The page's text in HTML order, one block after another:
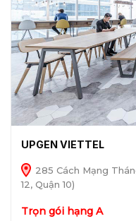
UPGEN VIETTEL
285 Cách Mạng
12, Quận 10)
Trọn gói hạng A